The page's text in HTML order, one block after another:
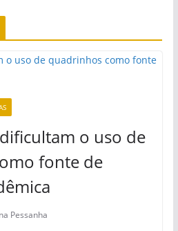
o uso de
fonte de
Pessanha